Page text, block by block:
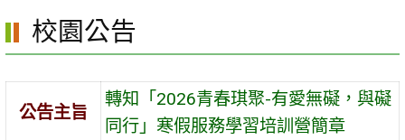
校園公告
公告主旨
轉知「2026青春琪聚-有愛無礙，與礙
同行」寒假服務學習培訓營簡章